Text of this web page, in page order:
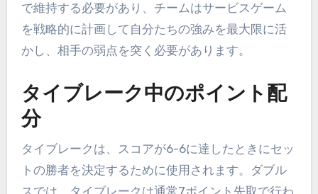
で維持する必要があり、チームはサービスゲーム
を戦略的に計画して自分たちの強みを最大限に活
かし、相手の弱点を突く必要があります。
タイブレーク中のポイント配
分
タイブレークは、スコアが6-6に達したときにセッ
トの勝者を決定するために使用されます。ダブル
スでは、タイブレークは通常7ポイント先取で行わ